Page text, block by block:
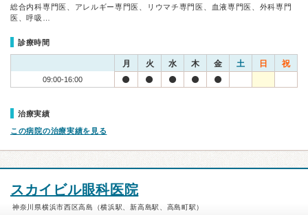
総合内科専門医、アレルギー専門医、リウマチ専門医、血液専門医、外科専門
医、呼吸…
診療時間
月 火 水 木 金 土 日 祝
09:00-16:00
治療実績
この病院の治療実績を見る
スカイビル眼科医院
神奈川県横浜市西区高島（横浜駅、新高島駅、高島町駅）